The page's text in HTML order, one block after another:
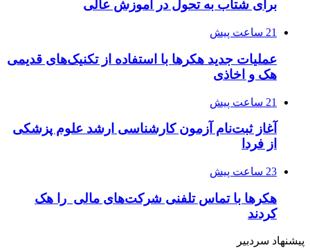
برای شتاب به تحول در آموزش عالی
21 ساعت پیش
عملیات جدید هکرها با استفاده از تکنیک‌های قدیمی
هک و اخاذی
21 ساعت پیش
آغاز ثبت‌نام‌ آزمون کارشناسی ارشد علوم پزشکی
از فردا
23 ساعت پیش
هکرها با تماس تلفنی شرکت‌های مالی را هک
کردند
پیشنهاد سردبیر